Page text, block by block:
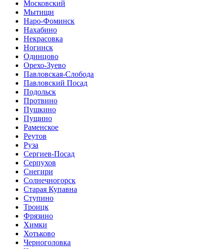
Московский
Мытищи
Наро-Фоминск
Нахабино
Некрасовка
Ногинск
Одинцово
Орехо-Зуево
Павловская-Слобода
Павловский Посад
Подольск
Протвино
Пушкино
Пущино
Раменское
Реутов
Руза
Сергиев-Посад
Серпухов
Снегири
Солнечногорск
Старая Купавна
Ступино
Троицк
Фрязино
Химки
Хотьково
Черноголовка